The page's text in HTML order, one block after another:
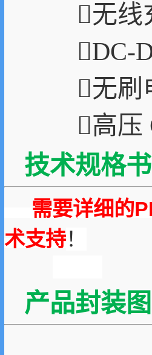
无线
DC-
无刷
高压
技术规格
需要详细的
术支持！
产品封装图